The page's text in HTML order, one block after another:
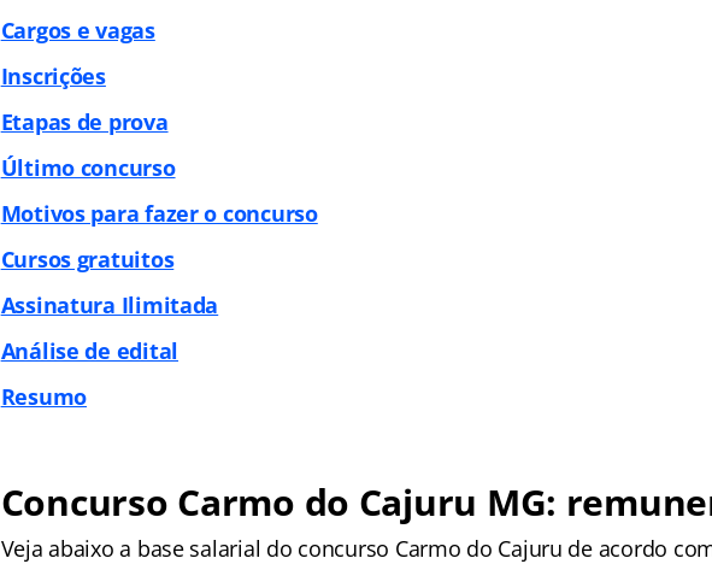
Cargos e vagas
Inscrições
Etapas de prova
Último concurso
Motivos para fazer o concurso
Cursos gratuitos
Assinatura Ilimitada
Análise de edital
Resumo
Concurso Carmo do Cajuru MG:
Veja abaixo a base salarial do concurso Carmo do Cajuru de acordo